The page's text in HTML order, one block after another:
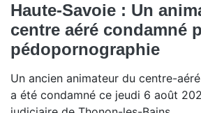
Haute-Savoie : Un
centre aéré condamné
pédopornographie
Un ancien animateur du centre-
a été condamné ce jeudi 6 août